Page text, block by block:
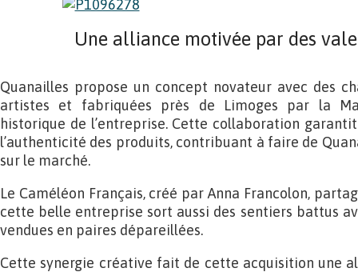
Une alliance motivée par des
Quanailles propose un concept novateur avec des
artistes et fabriquées près de Limoges par la
historique de l’entreprise. Cette collaboration
l’authenticité des produits, contribuant à faire de
sur le marché.
Le Caméléon Français, créé par Anna Francolon,
cette belle entreprise sort aussi des sentiers battus
vendues en paires dépareillées.
Cette synergie créative fait de cette acquisition une